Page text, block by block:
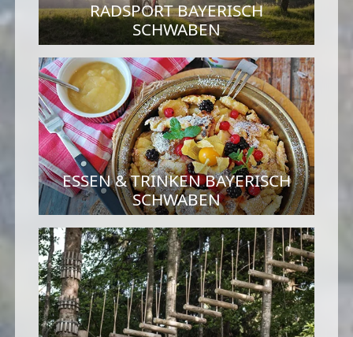
RADSPORT BAYERISCH
SCHWABEN
ESSEN & TRINKEN BAYERISCH
SCHWABEN